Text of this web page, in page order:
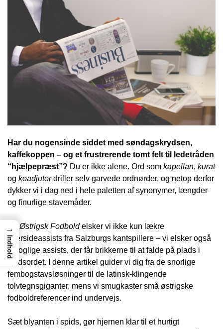
Har du nogensinde siddet med søndagskrydsen,
kaffekoppen – og et frustrerende tomt felt til ledetråden
“hjælpepræst”? Du er ikke alene. Ord som kapellan, kurat
og koadjutordriller selv garvede ordnørder, og netop derfor
dykker vi i dag ned i hele paletten af synonymer, længder
og finurlige stavemåder.
Østrigsk Fodboldelsker vi ikke kun lækre
ydersideassists fra Salzburgs kantspillere – vi elsker også
sproglige assists, der får brikkerne til at falde på plads i
krydsordet. I denne artikel guider vi dig fra de snorlige
fembogstavsløsninger til de latinsk-klingende
tolvtegnsgiganter, mens vi smugkaster små østrigske
fodboldreferencer ind undervejs.
Sæt blyanten i spids, gør hjernen klar til et hurtigt
→
Indhold